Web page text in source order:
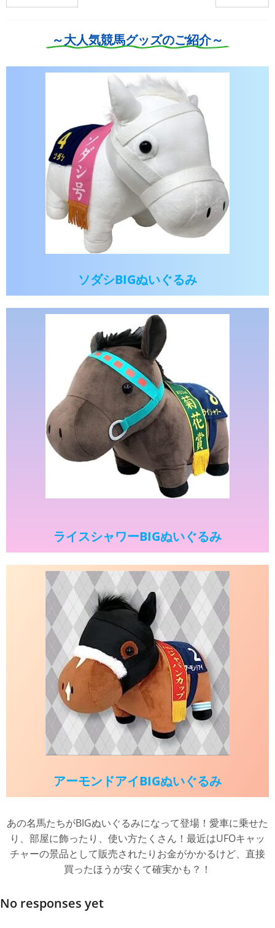
～大人気競馬グッズのご紹介～
ソダシBIGぬいぐるみ
ライスシャワーBIGぬいぐるみ
アーモンドアイBIGぬいぐるみ
あの名馬たちがBIGぬいぐるみになって登場！愛車に乗せた
り、部屋に飾ったり、使い方たくさん！最近はUFOキャッ
チャーの景品として販売されたりお金がかかるけど、直接
買ったほうが安くて確実かも？！
No responses yet